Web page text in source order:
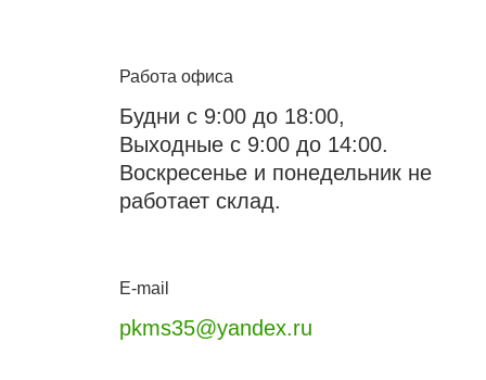
Работа офиса
Будни с 9:00 до 18:00,
Выходные с 9:00 до 14:00.
Воскресенье и понедельник не
работает склад.
E-mail
pkms35@yandex.ru